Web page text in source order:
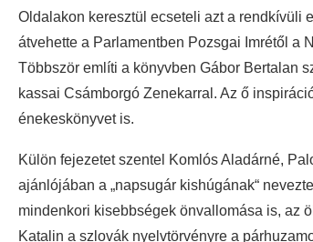
Oldalakon keresztül ecseteli azt a rendkívüli
átvehette a Parlamentben Pozsgai Imrétől a
Többször említi a könyvben Gábor Bertalan
kassai Csámborgó Zenekarral. Az ő
énekeskönyvet is.
Külön fejezetet szentel Komlós Aladárné,
ajánlójában a „napsugár kishúgának“
mindenkori kisebbségek önvallomása is, az
Katalin a szlovák nyelvtörvényre a